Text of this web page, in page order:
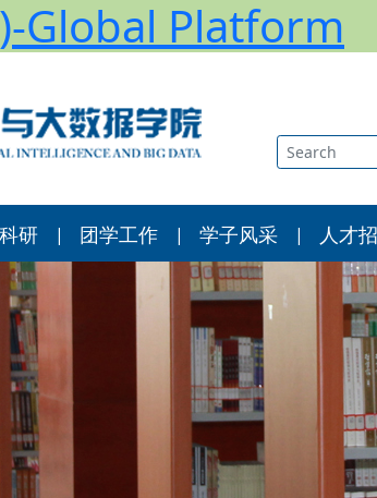
Global Platform
研 | 团学工作 | 学子风采 | 人才